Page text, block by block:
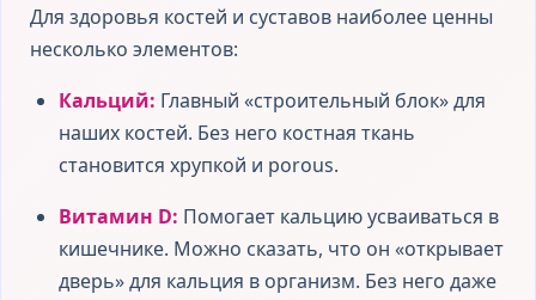
Для здоровья костей и суставов наиболее ценны
несколько элементов:
Кальций: Главный «строительный блок» для
наших костей. Без него костная ткань
становится хрупкой и porous.
Витамин D: Помогает кальцию усваиваться в
кишечнике. Можно сказать, что он «открывает
дверь» для кальция в организм. Без него даже